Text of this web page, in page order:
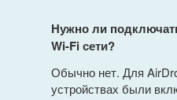
Нужно ли
Wi-Fi сети?
Обычно нет. Для
устройствах были